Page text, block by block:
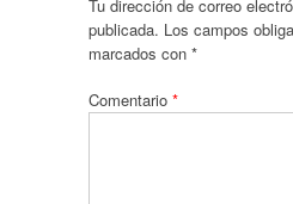
Tu dirección de correo
publicada. Los campos
marcados con *
Comentario *